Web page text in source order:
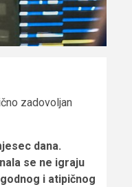
zadovoljan
dana.
se ne igraju
i atipičnog